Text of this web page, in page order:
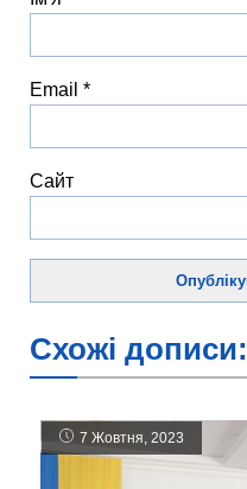
Email *
Сайт
Схожі дописи:
7 Жовтня, 2023